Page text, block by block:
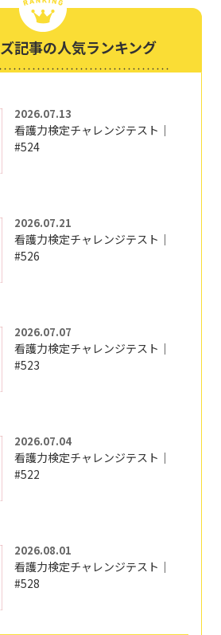
記事の人気ランキング
2026.07.13
看護力検定チャレンジテスト｜
#524
2026.07.21
看護力検定チャレンジテスト｜
#526
2026.07.07
看護力検定チャレンジテスト｜
#523
2026.07.04
看護力検定チャレンジテスト｜
#522
2026.08.01
看護力検定チャレンジテスト｜
#528